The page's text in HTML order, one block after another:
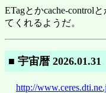
ETagとかcache-control
てくれるようだ。
■ 宇宙暦 2026.01.31
http://